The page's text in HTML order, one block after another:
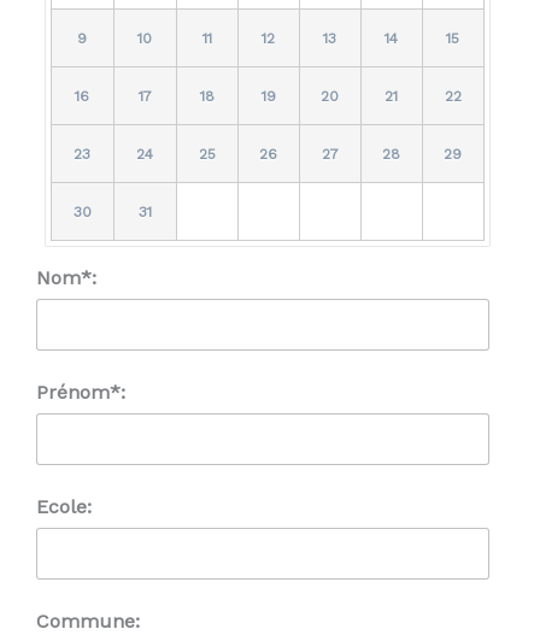
9 10 11 12 13 14 15
16 17 18 19 20 21 22
23 24 25 26 27 28 29
30 31
Nom*:
Prénom*:
Ecole:
Commune: